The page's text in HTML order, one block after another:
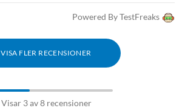
Powered By TestFreaks
VISA FLER RECENSIONER
Visar 3 av 8 recensioner